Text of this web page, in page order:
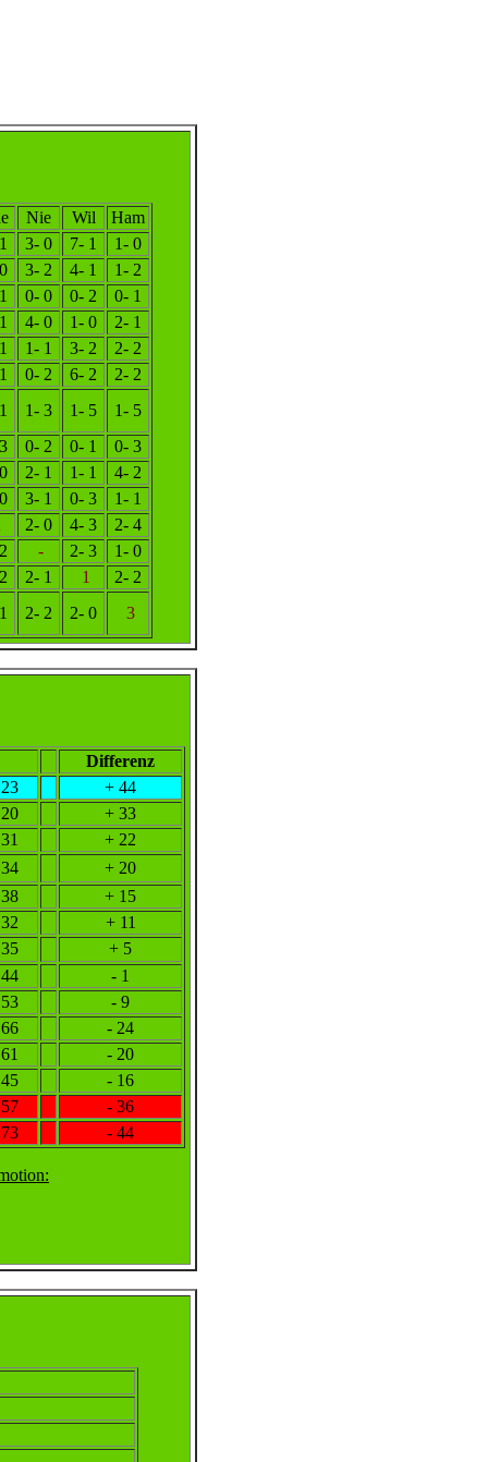
Nie Wil
Ham
3- 0 7- 1
1- 0
3- 2 4- 1
1- 2
0- 0 0- 2
0- 1
4- 0 1- 0
2- 1
1- 1 3- 2
2- 2
0- 2 6- 2
2- 2
1- 3 1- 5
1- 5
0- 2 0- 1
0- 3
2- 1 1- 1
4- 2
3- 1 0- 3
1- 1
2- 0 4- 3
2- 4
- 2- 3
1- 0
2- 1 1
2- 2
2- 2 2- 0 3
Differenz
23
+ 44
20
+ 33
31
+ 22
34
+ 20
38
+ 15
32
+ 11
35
+ 5
44
- 1
53
- 9
66
- 24
61
- 20
45
- 16
57
- 36
73 - 44